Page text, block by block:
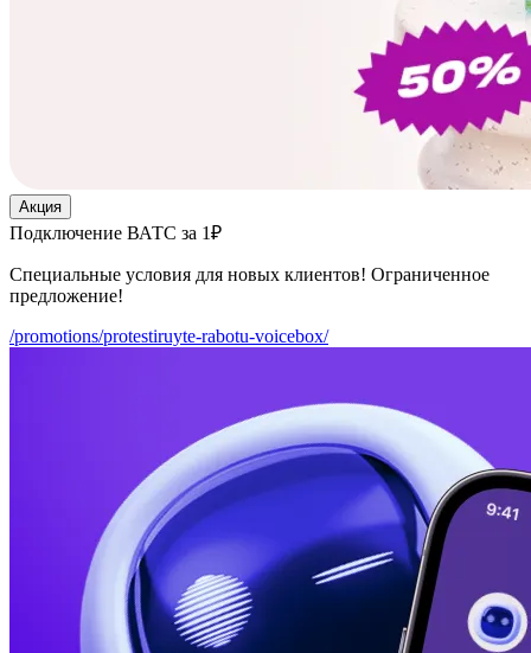
Акция
Подключение ВАТС за 1₽
Специальные условия для новых клиентов! Ограниченное
предложение!
/promotions/protestiruyte-rabotu-voicebox/